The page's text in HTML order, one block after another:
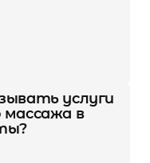
услуги
массажа в